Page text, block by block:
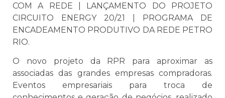
COM A REDE | LANÇAMENTO DO PROJETO
CIRCUITO ENERGY 20/21 | PROGRAMA DE
ENCADEAMENTO PRODUTIVO DA REDE PETRO
RIO.
O novo projeto da RPR para aproximar as
associadas das grandes empresas compradoras.
Eventos empresariais para troca de